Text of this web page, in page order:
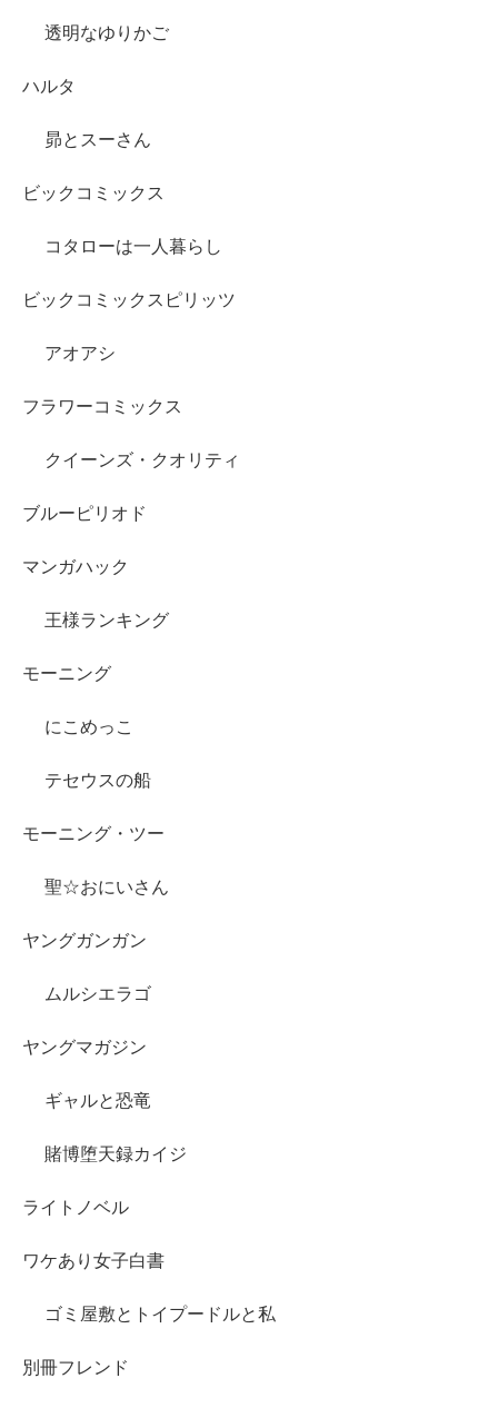
透明なゆりかご
ハルタ
昴とスーさん
ビックコミックス
コタローは一人暮らし
ビックコミックスピリッツ
アオアシ
フラワーコミックス
クイーンズ・クオリティ
ブルーピリオド
マンガハック
王様ランキング
モーニング
にこめっこ
テセウスの船
モーニング・ツー
聖☆おにいさん
ヤングガンガン
ムルシエラゴ
ヤングマガジン
ギャルと恐竜
賭博堕天録カイジ
ライトノベル
ワケあり女子白書
ゴミ屋敷とトイプードルと私
別冊フレンド